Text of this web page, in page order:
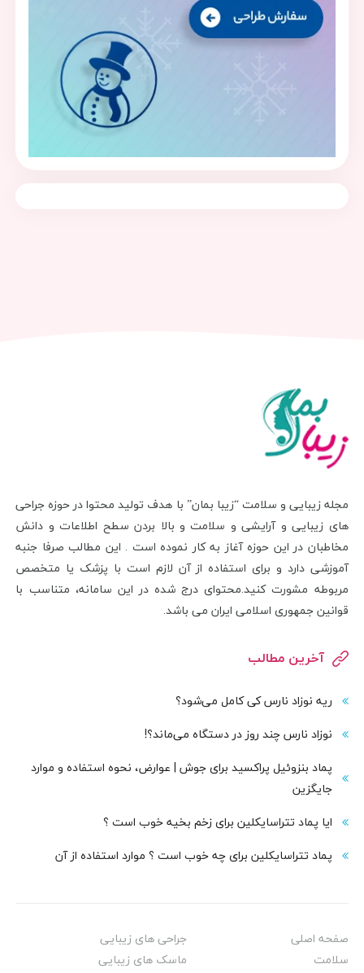
مجله زیبایی و سلامت “زیبا بمان” با هدف تولید محتوا در حوزه جراحی
های زیبایی و آرایشی و سلامت و بالا بردن سطح اطلاعات و دانش
مخاطبان در این حوزه آغاز به کار نموده است . این مطالب صرفا جنبه
آموزشی دارد و برای استفاده از آن لازم است با پزشک یا متخصص
مربوطه مشورت کنید.محتوای درج شده در این سامانه، متناسب با
قوانین جمهوری اسلامی ایران می باشد.
آخرین مطالب
ریه نوزاد نارس کی کامل می‌شود؟
نوزاد نارس چند روز در دستگاه می‌ماند؟!
پماد بنزوئیل پراکسید برای جوش | عوارض، نحوه استفاده و موارد
جایگزین
ایا پماد تتراسایکلین برای زخم بخیه خوب است ؟
پماد تتراسایکلین برای چه خوب است ؟ موارد استفاده از آن
صفحه اصلی
جراحی های زیبایی
سلامت
ماسک های زیبایی